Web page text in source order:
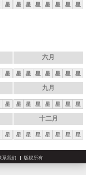
星 星 星 星 星 星 星 星
星
六月
星 星 星 星 星 星 星
星
九月
星 星 星 星 星 星 星
星
十二月
星 星 星 星 星 星 星
系我们 版权所有